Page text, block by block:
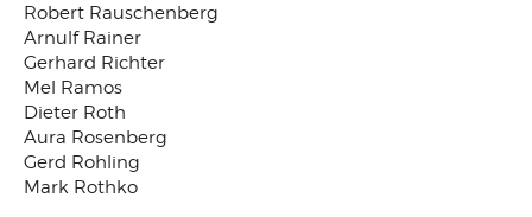
Robert Rauschenberg
Arnulf Rainer
Gerhard Richter
Mel Ramos
Dieter Roth
Aura Rosenberg
Gerd Rohling
Mark Rothko